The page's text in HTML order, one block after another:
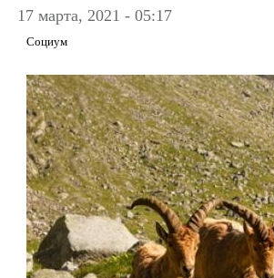
17 марта, 2021 - 05:17
Социум